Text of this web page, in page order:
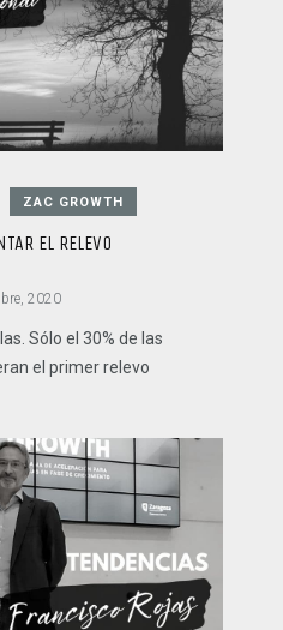
ZAC GROWTH
EL RELEVO
2020
Sólo el 30% de las
el primer relevo